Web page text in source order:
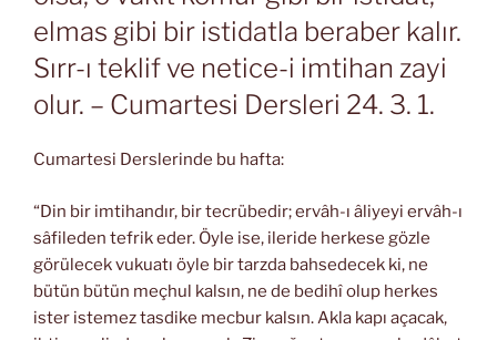
elmas gibi bir istidatla beraber kalır.
Sırr-ı teklif ve netice-i imtihan zayi
olur. – Cumartesi Dersleri 24. 3. 1.
Cumartesi Derslerinde bu hafta:
“Din bir imtihandır, bir tecrübedir; ervâh-ı âliyeyi ervâh-ı
sâfileden tefrik eder. Öyle ise, ileride herkese gözle
görülecek vukuatı öyle bir tarzda bahsedecek ki, ne
bütün bütün meçhul kalsın, ne de bedihî olup herkes
ister istemez tasdike mecbur kalsın. Akla kapı açacak,